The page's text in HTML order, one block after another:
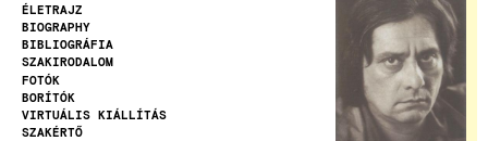
ÉLETRAJZ
BIOGRAPHY
BIBLIOGRÁFIA
SZAKIRODALOM
FOTÓK
BORÍTÓK
VIRTUÁLIS KIÁLLÍTÁS
SZAKÉRTŐ